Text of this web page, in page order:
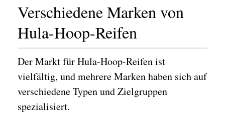
Verschiedene Marken von
Hula-Hoop-Reifen
Der Markt für Hula-Hoop-Reifen ist
vielfältig, und mehrere Marken haben sich auf
verschiedene Typen und Zielgruppen
spezialisiert.